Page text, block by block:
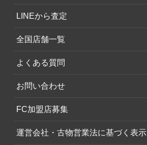
LINEから査定
全国店舗一覧
よくある質問
お問い合わせ
FC加盟店募集
運営会社・古物営業法に基づく表示